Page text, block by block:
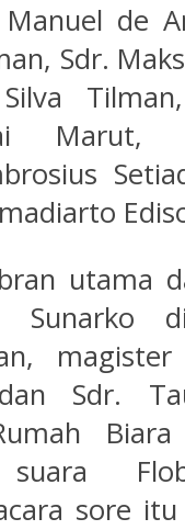
de
Sdr.
Marut,
utama
Sdr.
sore